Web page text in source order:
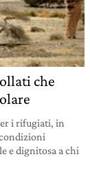
che
i rifugiati, in
e dignitosa a chi